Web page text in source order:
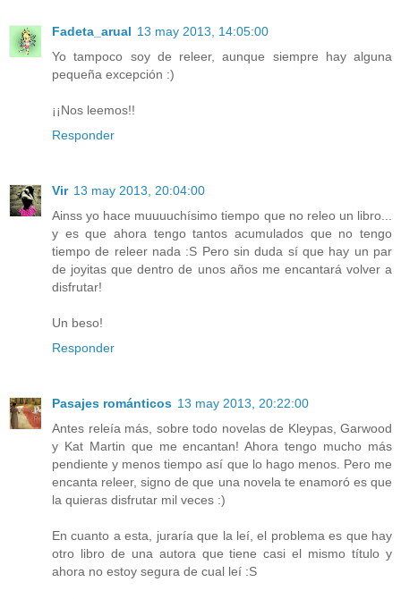
Fadeta_arual 13 may 2013, 14:05:00
Yo tampoco soy de releer, aunque siempre hay alguna
pequeña excepción :)
¡¡Nos leemos!!
Responder
Vir 13 may 2013, 20:04:00
Ainss yo hace muuuuchísimo tiempo que no releo un libro...
y es que ahora tengo tantos acumulados que no tengo
tiempo de releer nada :S Pero sin duda sí que hay un par
de joyitas que dentro de unos años me encantará volver a
disfrutar!
Un beso!
Responder
Pasajes románticos 13 may 2013, 20:22:00
Antes releía más, sobre todo novelas de Kleypas, Garwood
y Kat Martin que me encantan! Ahora tengo mucho más
pendiente y menos tiempo así que lo hago menos. Pero me
encanta releer, signo de que una novela te enamoró es que
la quieras disfrutar mil veces :)
En cuanto a esta, juraría que la leí, el problema es que hay
otro libro de una autora que tiene casi el mismo título y
ahora no estoy segura de cual leí :S